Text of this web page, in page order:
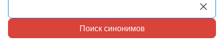
Поиск синонимов